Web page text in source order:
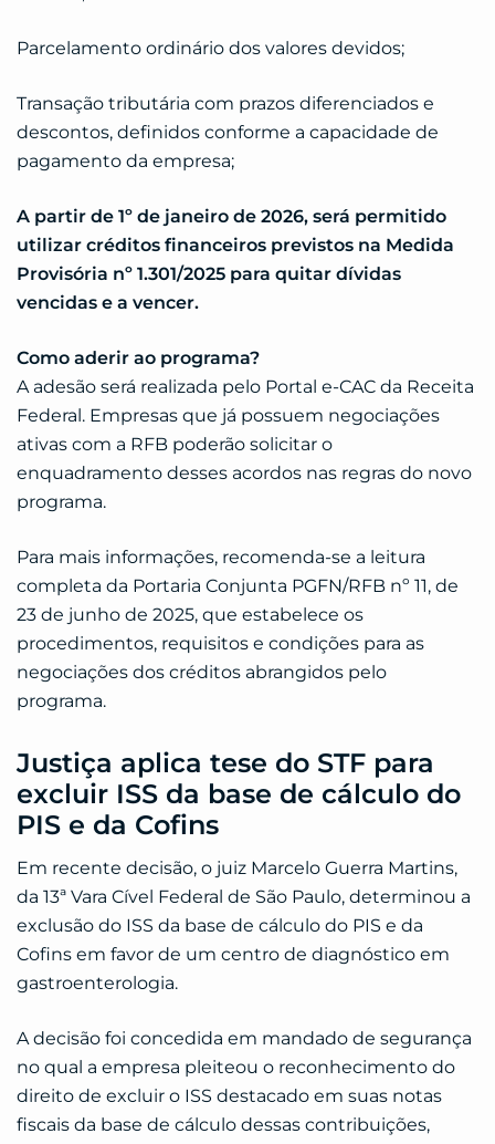
Parcelamento ordinário dos valores devidos;
Transação tributária com prazos diferenciados e
descontos, definidos conforme a capacidade de
pagamento da empresa;
A partir de 1º de janeiro de 2026, será permitido
utilizar créditos financeiros previstos na Medida
Provisória nº 1.301/2025 para quitar dívidas
vencidas e a vencer.
Como aderir ao programa?
A adesão será realizada pelo Portal e-CAC da Receita
Federal. Empresas que já possuem negociações
ativas com a RFB poderão solicitar o
enquadramento desses acordos nas regras do novo
programa.
Para mais informações, recomenda-se a leitura
completa da Portaria Conjunta PGFN/RFB nº 11, de
23 de junho de 2025, que estabelece os
procedimentos, requisitos e condições para as
negociações dos créditos abrangidos pelo
programa.
Justiça aplica tese do STF para
excluir ISS da base de cálculo do
PIS e da Cofins
Em recente decisão, o juiz Marcelo Guerra Martins,
da 13ª Vara Cível Federal de São Paulo, determinou a
exclusão do ISS da base de cálculo do PIS e da
Cofins em favor de um centro de diagnóstico em
gastroenterologia.
A decisão foi concedida em mandado de segurança
no qual a empresa pleiteou o reconhecimento do
direito de excluir o ISS destacado em suas notas
fiscais da base de cálculo dessas contribuições,